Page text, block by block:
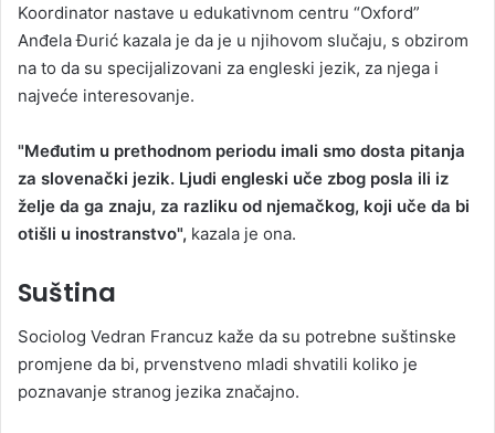
Koordinator nastave u edukativnom centru “Oxford”
Anđela Đurić kazala je da je u njihovom slučaju, s obzirom
na to da su specijalizovani za engleski jezik, za njega i
najveće interesovanje.
"Međutim u prethodnom periodu imali smo dosta pitanja
za slovenački jezik. Ljudi engleski uče zbog posla ili iz
želje da ga znaju, za razliku od njemačkog, koji uče da bi
otišli u inostranstvo", kazala je ona.
Suština
Sociolog Vedran Francuz kaže da su potrebne suštinske
promjene da bi, prvenstveno mladi shvatili koliko je
poznavanje stranog jezika značajno.